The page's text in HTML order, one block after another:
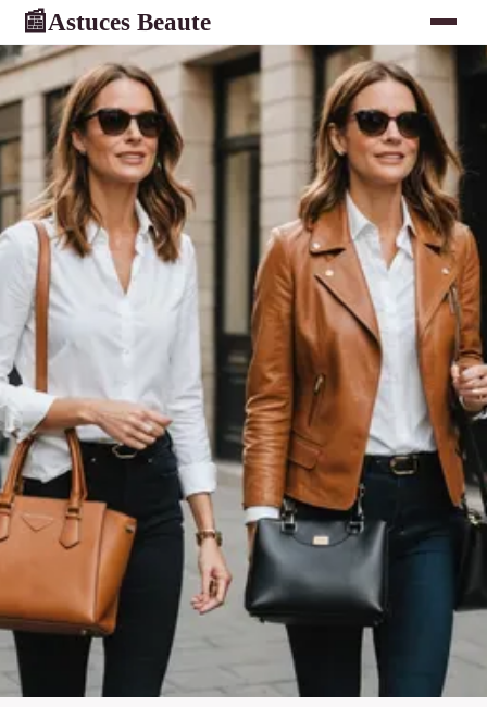
📰Astuces Beaute